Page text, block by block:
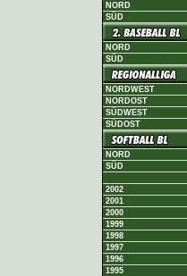
NORD
SÜD
NORD
SÜD
NORDWEST
NORDOST
SÜDWEST
SÜDOST
NORD
SÜD
2002
2001
2000
1999
1998
1997
1996
1995